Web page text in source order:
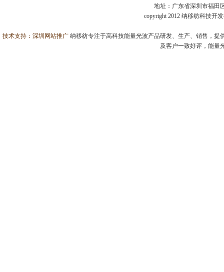
地址：广东省深圳市福田
copyright 2012 纳移纺科技开
技术支持： 深圳网站推广 纳移纺专注于高科技能量光波产品研发、生产、销售，
及客户一致好评，能量